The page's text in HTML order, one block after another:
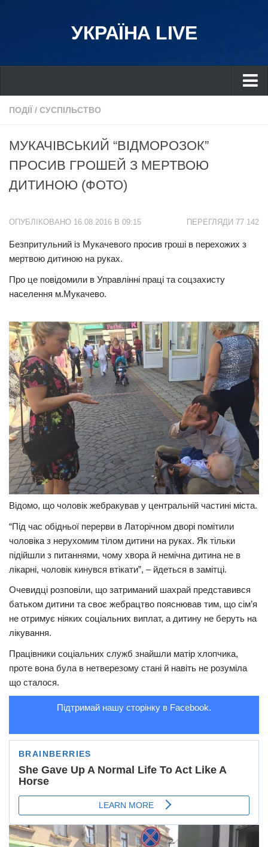
УКРАЇНА LIVE
Україна
Дніпро
Львів
Івано-Франківськ
Донбас
Одеса
Схід
Прикарпаття
Політика
Світ
Цікаво
Наука
Технології
Історії
Привітання
Здоров’я
Події
Кримінал
Трагедії
Курйози
Суспільство
Культура
Шоу-біз
#Війна
ПОДІЇ / СУСПІЛЬСТВО
МУКАЧІВСЬКИЙ “ВІДМОРОЗОК”
ПРОСИВ ГРОШЕЙ З МЕРТВОЮ
ДИТИНОЮ (ФОТО)
ПЕРЕГЛЯДИ 77 142
ОПУБЛІКОВАНО 16.08.2016 В 09:15
Безпритульний із Мукачевого просив гроші в перехожих з
мертвою дитиною на руках.
Про це повідомили в Управлінні праці та соцзахисту
населення м.Мукачево.
Відомо, що чоловік жебракував у центральній частині міста.
“Під час обідньої перерви в Латорічном дворі помітили
чоловіка з нерухомим тілом дитини на руках. Як тільки
підійшли з питаннями, чому хвора й немічна дитина не в
лікарні, чоловік кинувся втікати”, – йдеться в замітці.
Очевидці розповіли, що затриманий шахрай представився
батьком дитини та своє жебрацтво пояснював тим, що сім’я
не отримує ніяких соціальних виплат, а дитину не беруть на
лікування.
Працівники соціальних служб знайшли матір хлопчика,
проте вона була в нетверезому стані й навіть не розуміла
що сталося.
Підтримай нашу сторінку в Facebook.